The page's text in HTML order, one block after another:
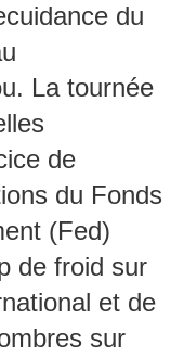
du
La tournée
de
du Fonds
(Fed)
de froid sur
et de
sur